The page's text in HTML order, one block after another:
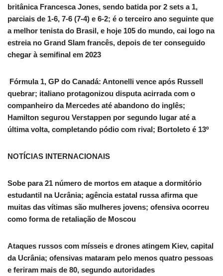
britânica Francesca Jones, sendo batida por 2 sets a 1,
parciais de 1-6, 7-6 (7-4) e 6-2; é o terceiro ano seguinte que
a melhor tenista do Brasil, e hoje 105 do mundo, cai logo na
estreia no Grand Slam francês, depois de ter conseguido
chegar à semifinal em 2023
‍ Fórmula 1, GP do Canadá: Antonelli vence após Russell
quebrar; italiano protagonizou disputa acirrada com o
companheiro da Mercedes até abandono do inglês;
Hamilton segurou Verstappen por segundo lugar até a
última volta, completando pódio com rival; Bortoleto é 13º
NOTÍCIAS INTERNACIONAIS
Sobe para 21 número de mortos em ataque a dormitório
estudantil na Ucrânia; agência estatal russa afirma que
muitas das vítimas são mulheres jovens; ofensiva ocorreu
como forma de retaliação de Moscou
Ataques russos com mísseis e drones atingem Kiev, capital
da Ucrânia; ofensivas mataram pelo menos quatro pessoas
e feriram mais de 80, segundo autoridades